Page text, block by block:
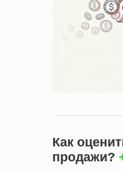
Как
продажи?